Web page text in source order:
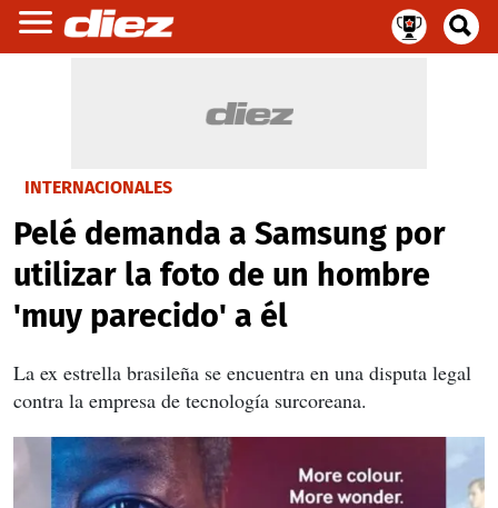
INTERNACIONALES
Pelé demanda a Samsung por
utilizar la foto de un hombre
'muy parecido' a él
La ex estrella brasileña se encuentra en una disputa legal
contra la empresa de tecnología surcoreana.